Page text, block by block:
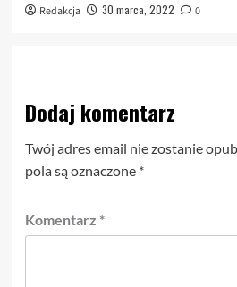
Redakcja 30 marca, 2022 0
Dodaj komentarz
Twój adres email nie zostanie
pola są oznaczone *
Komentarz *